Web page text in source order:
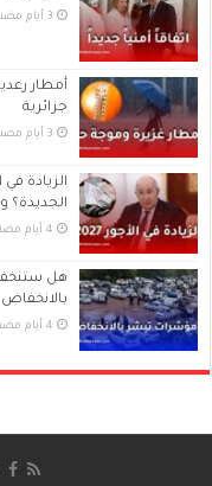
أمطار
جزائرية
الجديدة؟
بالانخفاض